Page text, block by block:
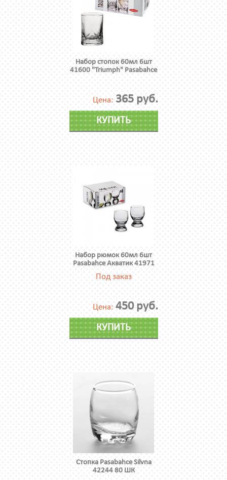
Набор стопок 60мл 6шт
41600 "Triumph" Pasabahce
Цена: 365 руб.
КУПИТЬ
Набор рюмок 60мл 6шт
Pasabahce Акватик 41971
Под заказ
Цена: 450 руб.
КУПИТЬ
Стопка Pasabahce Silvna
42244 80 ШК